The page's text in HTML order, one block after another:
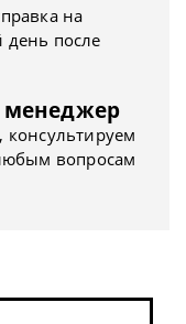
на
после
менеджер
вопросам